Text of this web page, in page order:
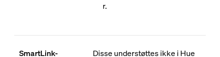
r.
SmartLink- Disse understøttes ikke i Hue